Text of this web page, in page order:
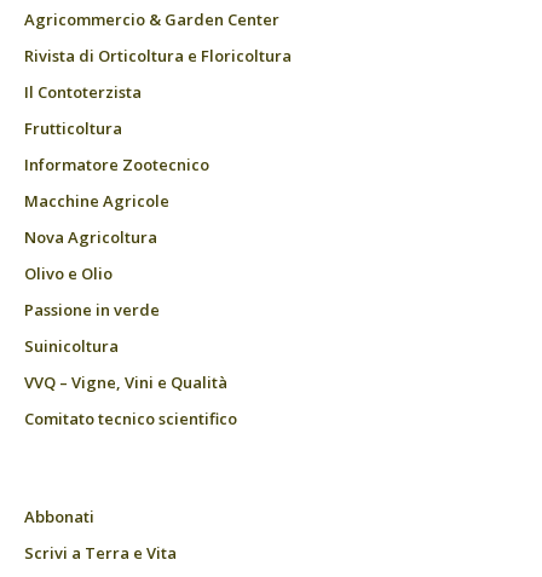
Agricommercio & Garden Center
Rivista di Orticoltura e Floricoltura
Il Contoterzista
Frutticoltura
Informatore Zootecnico
Macchine Agricole
Nova Agricoltura
Olivo e Olio
Passione in verde
Suinicoltura
VVQ – Vigne, Vini e Qualità
Comitato tecnico scientifico
Abbonati
Scrivi a Terra e Vita